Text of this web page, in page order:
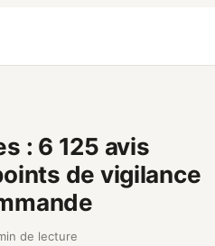
: 6 125 avis
de vigilance
de lecture